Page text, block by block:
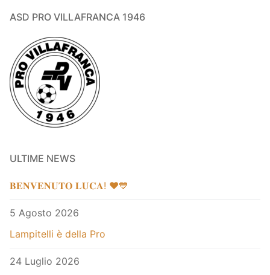
ASD PRO VILLAFRANCA 1946
ULTIME NEWS
𝐁𝐄𝐍𝐕𝐄𝐍𝐔𝐓𝐎 𝐋𝐔𝐂𝐀! ❤️💙
5 Agosto 2026
Lampitelli è della Pro
24 Luglio 2026